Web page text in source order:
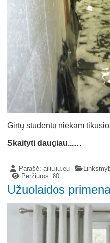
Girtų studentų niekam
Skaityti daugiau...…
Parašė:ailiuliu.eu
Peržiūros: 80
Užuolaidos